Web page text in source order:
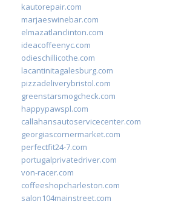
kautorepair.com
marjaeswinebar.com
elmazatlanclinton.com
ideacoffeenyc.com
odieschillicothe.com
lacantinitagalesburg.com
pizzadeliverybristol.com
greenstarsmogcheck.com
happypawspl.com
callahansautoservicecenter.com
georgiascornermarket.com
perfectfit24-7.com
portugalprivatedriver.com
von-racer.com
coffeeshopcharleston.com
salon104mainstreet.com